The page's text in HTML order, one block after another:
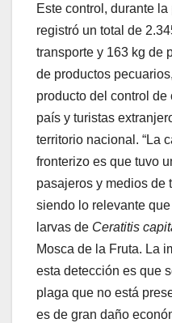
Este control, durante
registró un total de
transporte y 163 kg de
de productos
producto del control de
país y turistas
territorio nacional. “La
fronterizo es que tuvo
pasajeros y medios de
siendo lo relevante
larvas de Ceratitis
Mosca de la Fruta. La
esta detección es que
plaga que no está
es de gran daño